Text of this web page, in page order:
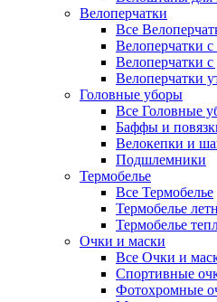
Велоперчатки
Все
Велоперчатки
Велоперчатки
Велоперчатки
Головные уборы
Все Головные
Баффы и
Велокепки и
Подшлемники
Термобелье
Все Термобелье
Термобелье
Термобелье
Очки и маски
Все Очки и
Спортивные
Фотохромные